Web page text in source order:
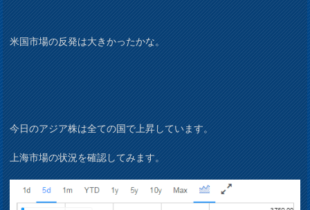
米国市場の反発は大きかったかな。
今日のアジア株は全ての国で上昇しています。
上海市場の状況を確認してみます。